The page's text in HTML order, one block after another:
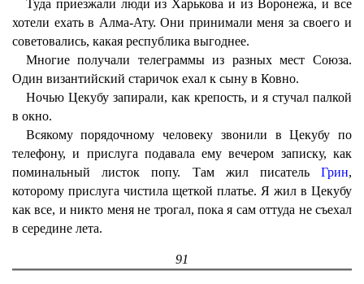
Туда приезжали люди из Харькова и из Воронежа, и все
хотели ехать в Алма-Ату. Они принимали меня за своего и
советовались, какая республика выгоднее.
Многие получали телеграммы из разных мест Союза.
Один византийский старичок ехал к сыну в Ковно.
Ночью Цекубу запирали, как крепость, и я стучал палкой
в окно.
Всякому порядочному человеку звонили в Цекубу по
телефону, и прислуга подавала ему вечером записку, как
поминальный листок попу. Там жил писатель Грин,
которому прислуга чистила щеткой платье. Я жил в Цекубу
как все, и никто меня не трогал, пока я сам оттуда не съехал
в середине лета.
91